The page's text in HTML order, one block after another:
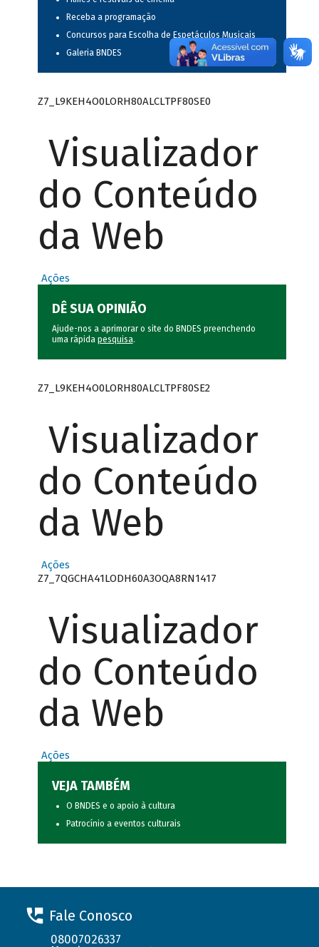
Receba a programação
Concursos para Escolha de Espetáculos Musicais
Galeria BNDES
Z7_L9KEH4O0LORH80ALCLTPF80SE0
Visualizador
do Conteúdo
da Web
Ações
DÊ SUA OPINIÃO
Ajude-nos a aprimorar o site do BNDES preenchendo
uma rápida pesquisa.
Z7_L9KEH4O0LORH80ALCLTPF80SE2
Visualizador
do Conteúdo
da Web
Ações
Z7_7QGCHA41LODH60A3OQA8RN1417
Visualizador
do Conteúdo
da Web
Ações
VEJA TAMBÉM
O BNDES e o apoio à cultura
Patrocínio a eventos culturais
Fale Conosco
08007026337